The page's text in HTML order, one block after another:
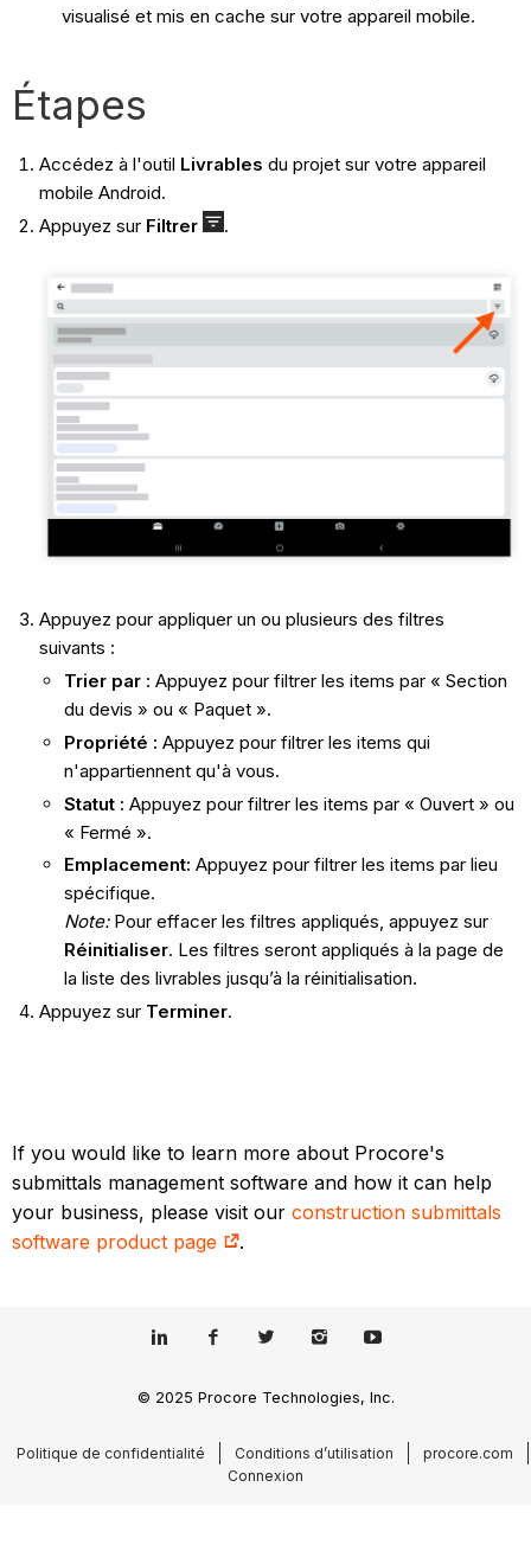
visualisé et mis en cache sur votre appareil mobile.
Étapes
Accédez à l'outil Livrables du projet sur votre appareil
mobile Android.
Appuyez sur Filtrer .
Appuyez pour appliquer un ou plusieurs des filtres
suivants :
Trier par : Appuyez pour filtrer les items par « Section
du devis » ou « Paquet ».
Propriété : Appuyez pour filtrer les items qui
n'appartiennent qu'à vous.
Statut : Appuyez pour filtrer les items par « Ouvert » ou
« Fermé ».
Emplacement: Appuyez pour filtrer les items par lieu
spécifique.
Note: Pour effacer les filtres appliqués, appuyez sur
Réinitialiser. Les filtres seront appliqués à la page de
la liste des livrables jusqu’à la réinitialisation.
Appuyez sur Terminer.
If you would like to learn more about Procore's
submittals management software and how it can help
your business, please visit ourconstruction submittals
software product page
.
© 2025 Procore Technologies, Inc.
Politique de confidentialité Conditions d’utilisation
procore.com
Connexion